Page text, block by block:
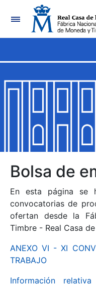
Mostrar/Ocultar
Mostrar/Ocultar
Mostrar/Ocultar
Mostrar/Ocultar
Mostrar/Ocultar
Bolsa de
En esta página se
convocatorias de
ofertan desde la
Timbre - Real Casa
ANEXO VI - XI
TRABAJO
Información